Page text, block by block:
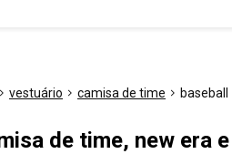
vestuário camisa de time baseball
de time, new era